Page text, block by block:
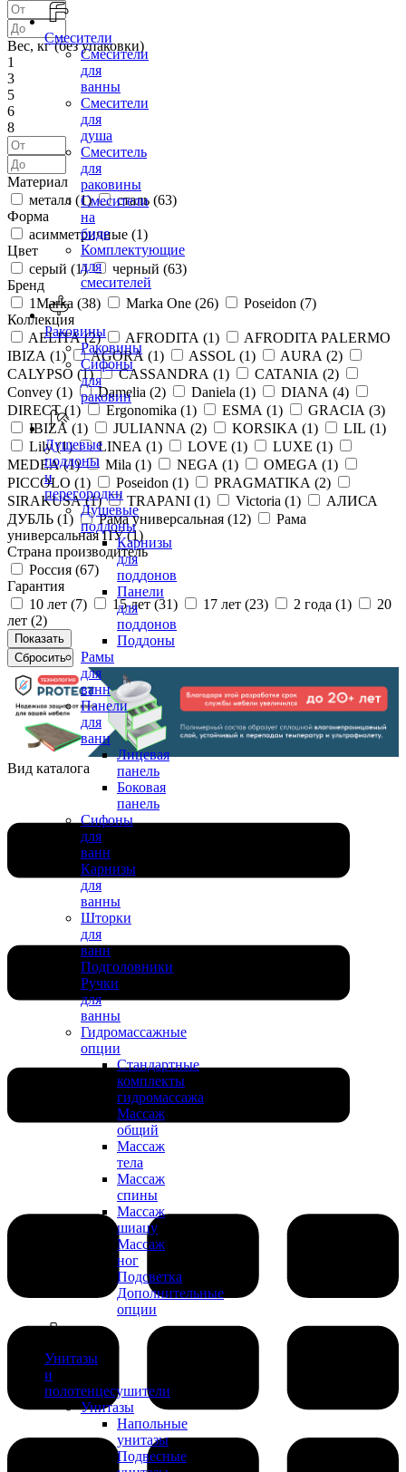
Смесители
Смесители
для
ванны
Смесители
для
душа
Смеситель
для
раковины
Смесители
на
биде
Комплектующие
для
смесителей
Раковины
Раковины
Сифоны
для
раковин
Душевые
поддоны
и
перегородки
Душевые
поддоны
Карнизы
для
поддонов
Панели
для
поддонов
Поддоны
Рамы
для
ванн
Панели
для
ванн
Лицевая
панель
Боковая
панель
Сифоны
для
ванн
Карнизы
для
ванны
Шторки
для
ванн
Подголовники
Ручки
для
ванны
Гидромассажные
опции
Стандартные
комплекты
гидромассажа
Массаж
общий
Массаж
тела
Массаж
спины
Массаж
шиацу
Массаж
ног
Подсветка
Дополнительные
опции
Унитазы
и
полотенцесушители
Унитазы
Напольные
унитазы
Подвесные
Вес, кг (без упаковки)
1
3
5
6
8
Материал
металл (1) сталь (63)
Форма
асимметричные (1)
Цвет
серый (1) черный (63)
Бренд
1Marka (38) Marka One (26) Poseidon (7)
Коллекция
AELITA (2) AFRODITA (1)
AFRODITA PALERMO
IBIZA (1) AGORA (1) ASSOL (1) AURA (2)
CALYPSO (1) CASSANDRA (1) CATANIA (2)
Convey (1) Damelia (2) Daniela (1) DIANA (4)
DIRECT (1) Ergonomika (1) ESMA (1) GRACIA (3)
IBIZA (1) JULIANNA (2) KORSIKA (1) LIL (1)
Lily (1) LINEA (1) LOVE (1) LUXE (1)
MEDEA (1) Mila (1) NEGA (1) OMEGA (1)
PICCOLO (1) Poseidon (1) PRAGMATIKA (2)
SIRAKUSA (1) TRAPANI (1) Victoria (1)
АЛИСА
ДУБЛЬ (1) Рама универсальная (12)
Рама
универсальная ПУ (1)
Страна производитель
Россия (67)
Гарантия
10 лет (7) 15 лет (31) 17 лет (23) 2 года (1)
20
лет (2)
Вид каталога